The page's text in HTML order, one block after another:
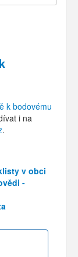
k bodovému
i na
.
v obci
-